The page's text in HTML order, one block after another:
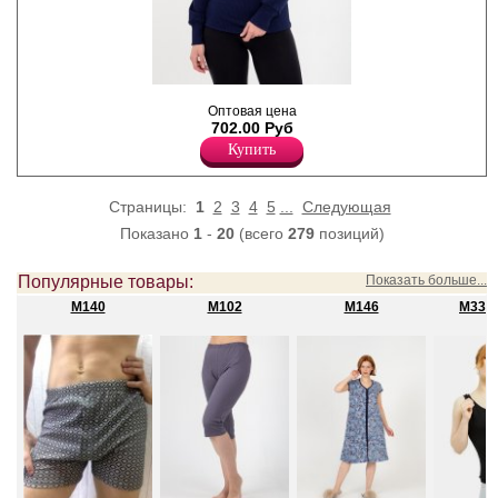
нежного вискозного полотна,
прямая, полуприлегающего
силуэта, воротником с
отворотом, длинными
рукавами на манжетах, с
Полиэстер 15%
Оптовая цена
702.00 Руб
Купить
Страницы: 1 2 3 4 5
Следующая
Показано 1- 20(всего 279позиций)
Популярные товары:
Показать больше...
M140
M102 M146